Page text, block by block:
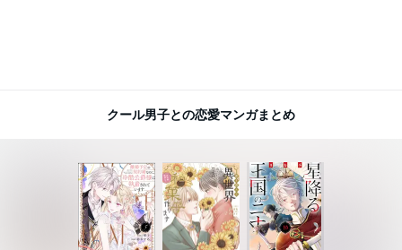
クール男子との恋愛マンガまとめ